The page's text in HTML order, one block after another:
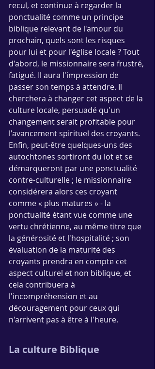
recul, et continue à regarder la
ponctualité comme un principe
biblique relevant de l'amour du
prochain, quels sont les risques
pour lui et pour l'église locale ? Tout
d'abord, le missionnaire sera frustré,
fatigué. Il aura l'impression de
passer son temps à attendre. Il
cherchera à changer cet aspect de la
culture locale, persuadé qu'un
changement serait profitable pour
l'avancement spirituel des croyants.
Enfin, peut-être quelques-uns des
autochtones sortiront du lot et se
démarqueront par une ponctualité
contre-culturelle ; le missionnaire
considérera alors ces croyant
comme « plus matures » - la
ponctualité étant vue comme une
vertu chrétienne, au même titre que
la générosité et l'hospitalité ; son
évaluation de la maturité des
croyants prendra en compte cet
aspect culturel et non biblique, et
cela contribuera à
l'incompréhension et au
découragement pour ceux qui
n'arrivent pas à être à l'heure.
La culture Biblique